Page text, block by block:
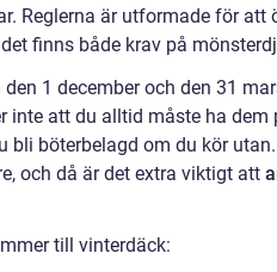
Reglerna är utformade för att
finns både krav på
den 1 december och den 31
inte att du alltid måste ha
bli böterbelagd om du kör
och då är det extra viktigt att
till vinterdäck: